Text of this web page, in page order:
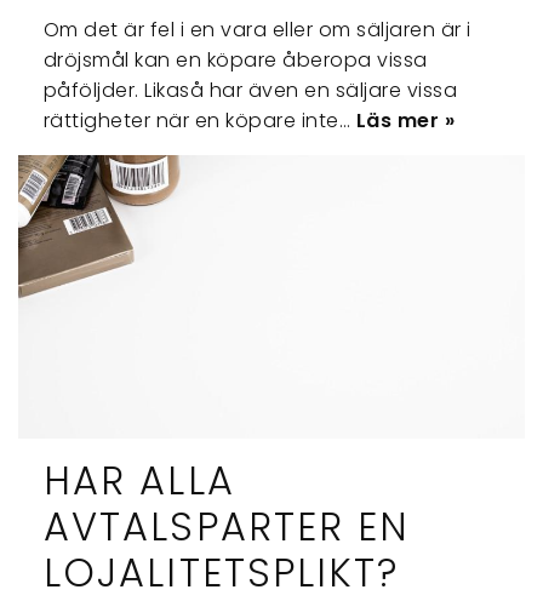
Om det är fel i en vara eller om säljaren är i
dröjsmål kan en köpare åberopa vissa
påföljder. Likaså har även en säljare vissa
rättigheter när en köpare inte… Läs mer »
HAR ALLA
AVTALSPARTER EN
LOJALITETSPLIKT?